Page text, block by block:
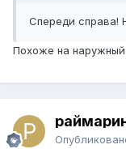
Спереди справа!
Похоже на